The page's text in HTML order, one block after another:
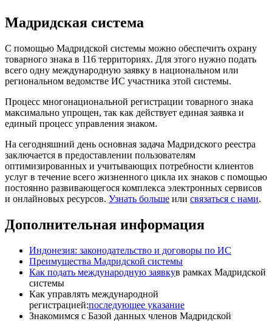
Мадридская система
С помощью Мадридской системы можно обеспечить охрану
товарного знака в 116 территориях. Для этого нужно подать
всего одну международную заявку в национальном или
региональном ведомстве ИС участника этой системы.
Процесс многонациональной регистрации товарного знака
максимально упрощен, так как действует единая заявка и
единый процесс управления знаком.
На сегодняшний день основная задача Мадридского реестра
заключается в предоставлении пользователям
оптимизированных и учитывающих потребности клиентов
услуг в течение всего жизненного цикла их знаков с помощью
постоянно развивающегося комплекса электронных сервисов
и онлайновых ресурсов. Узнать больше или связаться с нами.
Дополнительная информация
Индонезия: законодательство и договоры по ИС
Преимущества Мадридской системы
Как подать международную заявкув рамках Мадридской
системы
Как управлять международной
регистрацией:последующее указание
Знакомимся с Базой данных членов Мадридской